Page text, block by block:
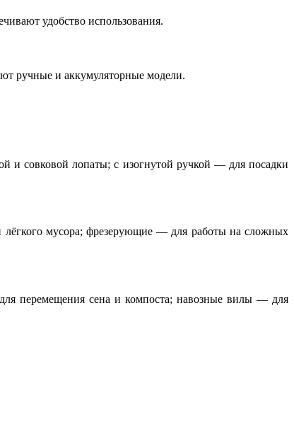
удобство использования.
ручные и аккумуляторные модели.
и совковой лопаты; с изогнутой ручкой — для посадки
мусора; фрезерующие — для работы на сложных
перемещения сена и компоста; навозные вилы — для